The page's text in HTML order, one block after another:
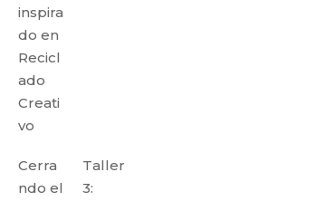
inspira
do en
Recicl
ado
Creati
vo
Cerra
ndo el
Taller
3: